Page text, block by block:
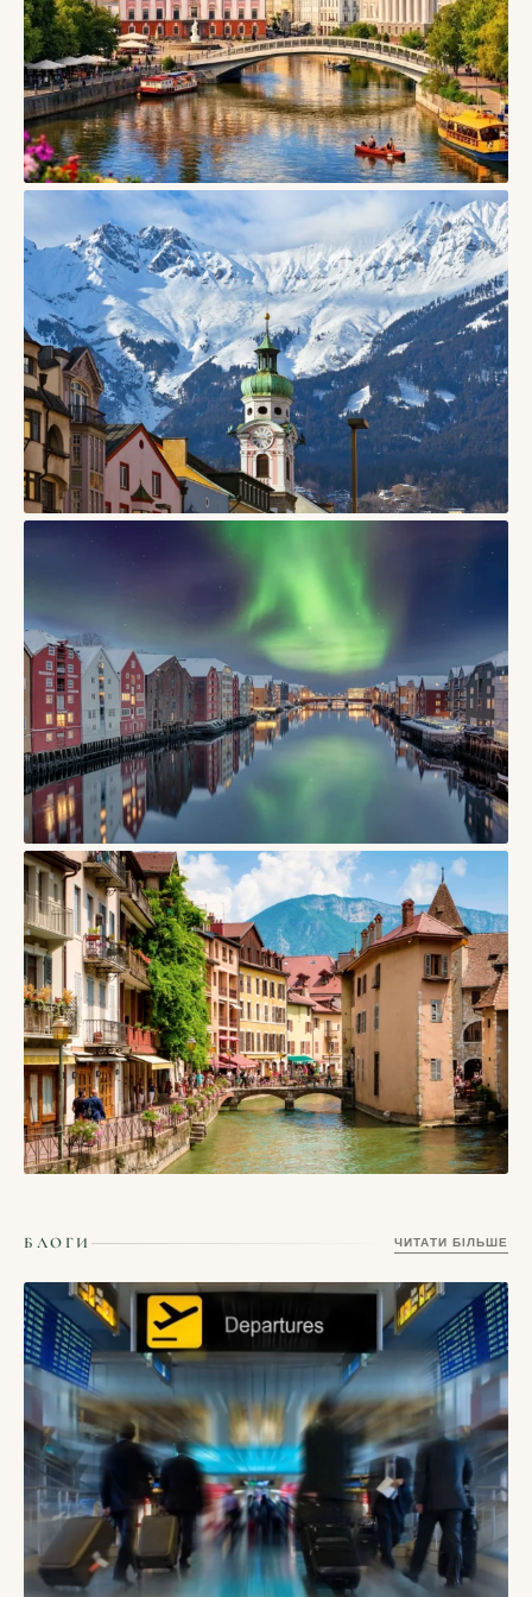
Тарту, Естонія — університетське місто дерев’яних
кварталів і творчого спокою
06/08/2026
Інсбрук — місто в Австрії, де старий центр дивиться прямо
03/06/2026
СТАТТІ
Тронгейм, Норвегія – місто Нідароського собору,
дерев’яних складів і студентського північного ритму
17/05/2026
Ансі, Франція — альпійське місто каналів, прозорого озера
17/05/2026
БЛОГИ ЧИТАТИ БІЛЬШЕ